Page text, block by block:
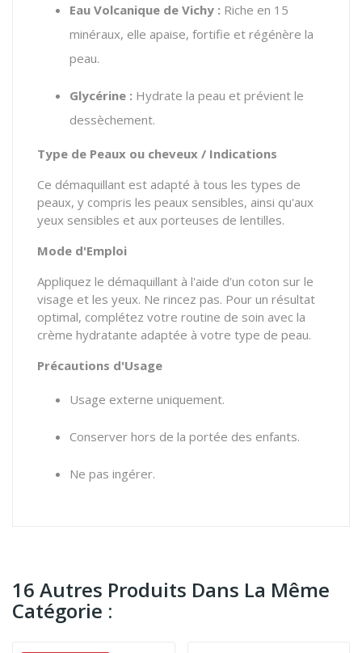
Eau Volcanique de Vichy : Riche en 15
minéraux, elle apaise, fortifie et régénère la
peau.
Glycérine : Hydrate la peau et prévient le
dessèchement.
Type de Peaux ou cheveux / Indications
Ce démaquillant est adapté à tous les types de
peaux, y compris les peaux sensibles, ainsi qu'aux
yeux sensibles et aux porteuses de lentilles.
Mode d'Emploi
Appliquez le démaquillant à l'aide d'un coton sur le
visage et les yeux. Ne rincez pas. Pour un résultat
optimal, complétez votre routine de soin avec la
crème hydratante adaptée à votre type de peau.
Précautions d'Usage
Usage externe uniquement.
Conserver hors de la portée des enfants.
Ne pas ingérer.
16 Autres Produits Dans La Même
Catégorie :